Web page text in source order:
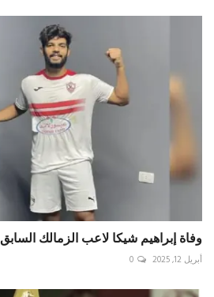
وفاة إبراهيم شيكا لاعب الزمالك السابق
أبريل 12, 2025 0